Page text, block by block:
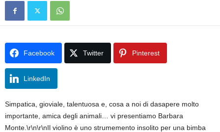
Facebook Twitter Pinterest
LinkedIn
Simpatica, gioviale, talentuosa e, cosa a noi di dasapere molto
importante, amica degli animali… vi presentiamo Barbara
Monte.\r\n\r\nIl violino è uno strumemento insolito per una bimba